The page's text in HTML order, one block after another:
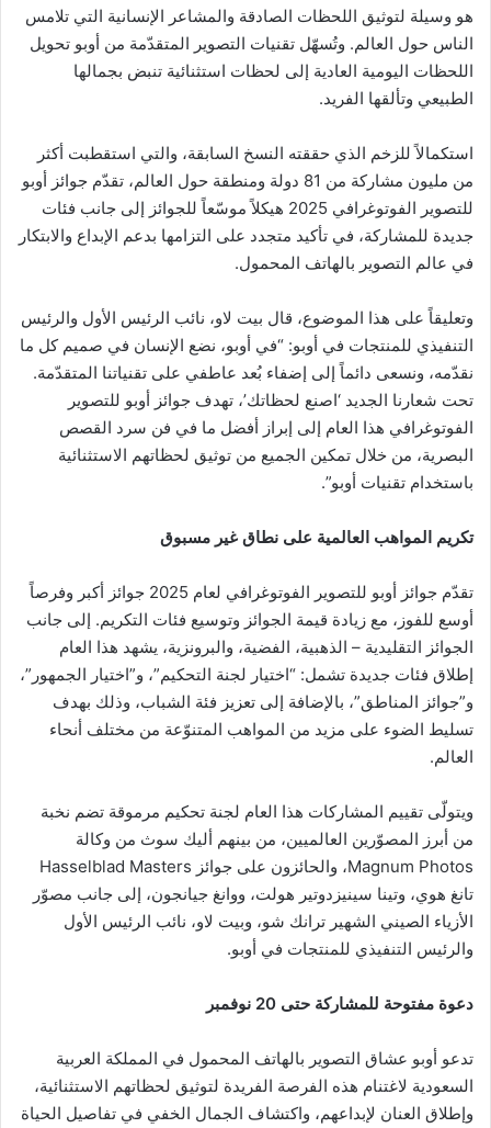
هو وسيلة لتوثيق اللحظات الصادقة والمشاعر الإنسانية التي تلامس
الناس حول العالم. وتُسهّل تقنيات التصوير المتقدّمة من أوبو تحويل
اللحظات اليومية العادية إلى لحظات استثنائية تنبض بجمالها
الطبيعي وتألقها الفريد.
استكمالاً للزخم الذي حققته النسخ السابقة، والتي استقطبت أكثر
من مليون مشاركة من 81 دولة ومنطقة حول العالم، تقدّم جوائز أوبو
للتصوير الفوتوغرافي 2025 هيكلاً موسّعاً للجوائز إلى جانب فئات
جديدة للمشاركة، في تأكيد متجدد على التزامها بدعم الإبداع والابتكار
في عالم التصوير بالهاتف المحمول.
وتعليقاً على هذا الموضوع، قال بيت لاو، نائب الرئيس الأول والرئيس
التنفيذي للمنتجات في أوبو: “في أوبو، نضع الإنسان في صميم كل ما
نقدّمه، ونسعى دائماً إلى إضفاء بُعد عاطفي على تقنياتنا المتقدّمة.
تحت شعارنا الجديد ‘اصنع لحظاتك’، تهدف جوائز أوبو للتصوير
الفوتوغرافي هذا العام إلى إبراز أفضل ما في فن سرد القصص
البصرية، من خلال تمكين الجميع من توثيق لحظاتهم الاستثنائية
باستخدام تقنيات أوبو”.
تكريم المواهب العالمية على نطاق غير مسبوق
تقدّم جوائز أوبو للتصوير الفوتوغرافي لعام 2025 جوائز أكبر وفرصاً
أوسع للفوز، مع زيادة قيمة الجوائز وتوسيع فئات التكريم. إلى جانب
الجوائز التقليدية – الذهبية، الفضية، والبرونزية، يشهد هذا العام
إطلاق فئات جديدة تشمل: “اختيار لجنة التحكيم”، و”اختيار الجمهور”،
و”جوائز المناطق”، بالإضافة إلى تعزيز فئة الشباب، وذلك بهدف
تسليط الضوء على مزيد من المواهب المتنوّعة من مختلف أنحاء
العالم.
ويتولّى تقييم المشاركات هذا العام لجنة تحكيم مرموقة تضم نخبة
من أبرز المصوّرين العالميين، من بينهم أليك سوث من وكالة
Magnum Photos، والحائزون على جوائز Hasselblad Masters
تانغ هوي، وتينا سينيزدوتير هولت، ووانغ جيانجون، إلى جانب مصوّر
الأزياء الصيني الشهير ترانك شو، وبيت لاو، نائب الرئيس الأول
والرئيس التنفيذي للمنتجات في أوبو.
دعوة مفتوحة للمشاركة حتى 20 نوفمبر
تدعو أوبو عشاق التصوير بالهاتف المحمول في المملكة العربية
السعودية لاغتنام هذه الفرصة الفريدة لتوثيق لحظاتهم الاستثنائية،
وإطلاق العنان لإبداعهم، واكتشاف الجمال الخفي في تفاصيل الحياة